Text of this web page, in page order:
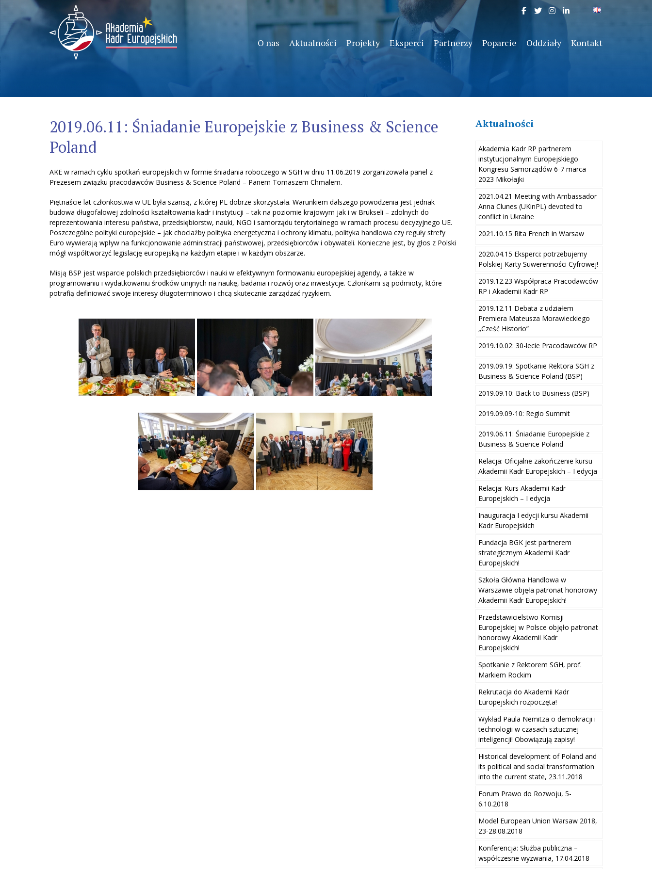
O nas Aktualności Projekty Eksperci Partnerzy Poparcie Oddziały Kontakt
2019.06.11: Śniadanie Europejskie z Business & Science
Poland
AKE w ramach cyklu spotkań europejskich w formie śniadania roboczego w SGH w dniu 11.06.2019 zorganizowała panel z
Prezesem związku pracodawców Business & Science Poland – Panem Tomaszem Chmalem.
Piętnaście lat członkostwa w UE była szansą, z której PL dobrze skorzystała. Warunkiem dalszego powodzenia jest jednak
budowa długofalowej zdolności kształtowania kadr i instytucji – tak na poziomie krajowym jak i w Brukseli – zdolnych do
reprezentowania interesu państwa, przedsiębiorstw, nauki, NGO i samorządu terytorialnego w ramach procesu decyzyjnego UE.
Poszczególne polityki europejskie – jak chociażby polityka energetyczna i ochrony klimatu, polityka handlowa czy reguły strefy
Euro wywierają wpływ na funkcjonowanie administracji państwowej, przedsiębiorców i obywateli. Konieczne jest, by głos z Polski
mógł współtworzyć legislację europejską na każdym etapie i w każdym obszarze.
Misją BSP jest wsparcie polskich przedsiębiorców i nauki w efektywnym formowaniu europejskiej agendy, a także w
programowaniu i wydatkowaniu środków unijnych na naukę, badania i rozwój oraz inwestycje. Członkami są podmioty, które
potrafią definiować swoje interesy długoterminowo i chcą skutecznie zarządzać ryzykiem.
Aktualności
Akademia Kadr RP partnerem
instytucjonalnym Europejskiego
Kongresu Samorządów 6-7 marca
2023 Mikołajki
2021.04.21 Meeting with Ambassador
Anna Clunes (UKinPL) devoted to
conflict in Ukraine
2021.10.15 Rita French in Warsaw
2020.04.15 Eksperci: potrzebujemy
Polskiej Karty Suwerenności Cyfrowej!
2019.12.23 Współpraca Pracodawców
RP i Akademii Kadr RP
2019.12.11 Debata z udziałem
Premiera Mateusza Morawieckiego
„Cześć Historio”
2019.10.02: 30-lecie Pracodawców RP
2019.09.19: Spotkanie Rektora SGH z
Business & Science Poland (BSP)
2019.09.10: Back to Business (BSP)
2019.09.09-10: Regio Summit
2019.06.11: Śniadanie Europejskie z
Business & Science Poland
Relacja: Oficjalne zakończenie kursu
Akademii Kadr Europejskich – I edycja
Relacja: Kurs Akademii Kadr
Europejskich – I edycja
Inauguracja I edycji kursu Akademii
Kadr Europejskich
Fundacja BGK jest partnerem
strategicznym Akademii Kadr
Europejskich!
Szkoła Główna Handlowa w
Warszawie objęła patronat honorowy
Akademii Kadr Europejskich!
Przedstawicielstwo Komisji
Europejskiej w Polsce objęło patronat
honorowy Akademii Kadr
Europejskich!
Spotkanie z Rektorem SGH, prof.
Markiem Rockim
Rekrutacja do Akademii Kadr
Europejskich rozpoczęta!
Wykład Paula Nemitza o demokracji i
technologii w czasach sztucznej
inteligencji! Obowiązują zapisy!
Historical development of Poland and
its political and social transformation
into the current state, 23.11.2018
Forum Prawo do Rozwoju, 5-
6.10.2018
Model European Union Warsaw 2018,
23-28.08.2018
Konferencja: Służba publiczna –
współczesne wyzwania, 17.04.2018